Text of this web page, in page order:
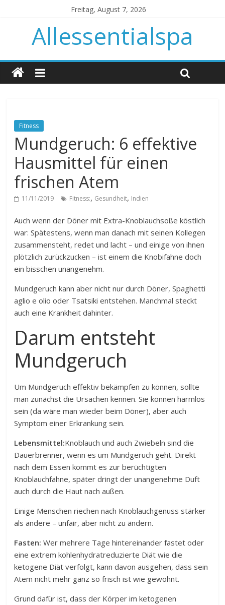
Freitag, August 7, 2026
Allessentialspa
Fitness
Mundgeruch: 6 effektive
Hausmittel für einen
frischen Atem
11/11/2019 Fitness:, Gesundheit, Indien
Auch wenn der Döner mit Extra-Knoblauchsoße köstlich
war: Spätestens, wenn man danach mit seinen Kollegen
zusammensteht, redet und lacht – und einige von ihnen
plötzlich zurückzucken – ist einem die Knobifahne doch
ein bisschen unangenehm.
Mundgeruch kann aber nicht nur durch Döner, Spaghetti
aglio e olio oder Tsatsiki entstehen. Manchmal steckt
auch eine Krankheit dahinter.
Darum entsteht
Mundgeruch
Um Mundgeruch effektiv bekämpfen zu können, sollte
man zunächst die Ursachen kennen. Sie können harmlos
sein (da wäre man wieder beim Döner), aber auch
Symptom einer Erkrankung sein.
Lebensmittel:Knoblauch und auch Zwiebeln sind die
Dauerbrenner, wenn es um Mundgeruch geht. Direkt
nach dem Essen kommt es zur berüchtigten
Knoblauchfahne, später dringt der unangenehme Duft
auch durch die Haut nach außen.
Einige Menschen riechen nach Knoblauchgenuss stärker
als andere – unfair, aber nicht zu ändern.
Fasten: Wer mehrere Tage hintereinander fastet oder
eine extrem kohlenhydratreduzierte Diät wie die
ketogene Diät verfolgt, kann davon ausgehen, dass sein
Atem nicht mehr ganz so frisch ist wie gewohnt.
Grund dafür ist, dass der Körper im ketogenen